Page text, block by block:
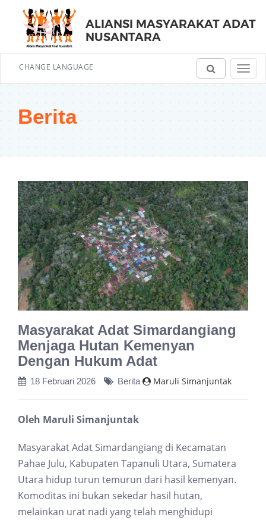
ALIANSI MASYARAKAT ADAT
NUSANTARA
CHANGE LANGUAGE
Berita
Masyarakat Adat Simardangiang
Menjaga Hutan Kemenyan
Dengan Hukum Adat
18 Februari 2026 Berita Maruli Simanjuntak
Oleh Maruli Simanjuntak
Masyarakat Adat Simardangiang di Kecamatan
Pahae Julu, Kabupaten Tapanuli Utara, Sumatera
Utara hidup turun temurun dari hasil kemenyan.
Komoditas ini bukan sekedar hasil hutan,
melainkan urat nadi yang telah menghidupi